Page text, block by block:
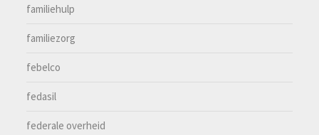
familiehulp
familiezorg
febelco
fedasil
federale overheid